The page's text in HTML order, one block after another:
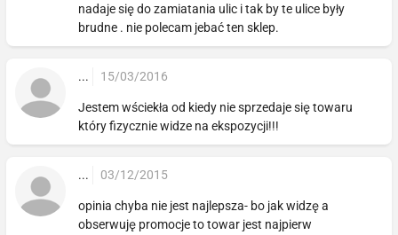
nadaje się do zamiatania ulic i tak by te ulice były
brudne . nie polecam jebać ten sklep.
... 15/03/2016
Jestem wściekła od kiedy nie sprzedaje się towaru
który fizycznie widze na ekspozycji!!!
... 03/12/2015
opinia chyba nie jest najlepsza- bo jak widzę a
obserwuję promocje to towar jest najpierw